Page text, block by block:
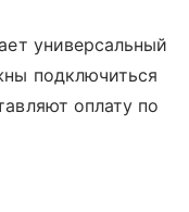
универсальный
подключиться
оплату по